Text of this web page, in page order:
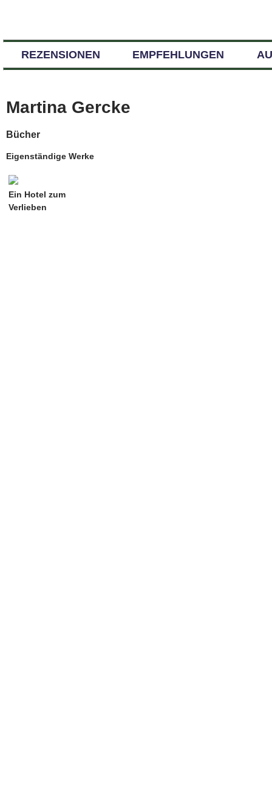
REZENSIONEN EMPFEHLUNGEN
Martina Gercke
Bücher
Eigenständige Werke
Ein Hotel zum
Verlieben